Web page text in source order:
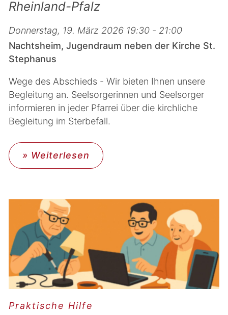
Rheinland-Pfalz
Donnerstag, 19. März 2026 19:30 - 21:00
Nachtsheim, Jugendraum neben der Kirche St.
Stephanus
Wege des Abschieds - Wir bieten Ihnen unsere
Begleitung an. Seelsorgerinnen und Seelsorger
informieren in jeder Pfarrei über die kirchliche
Begleitung im Sterbefall.
» Weiterlesen
Praktische Hilfe